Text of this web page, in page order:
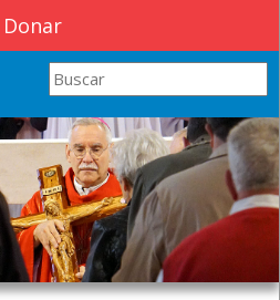
Donar
Search this site